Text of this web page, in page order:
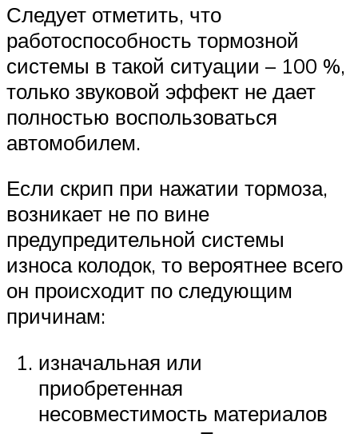
Следует отметить, что
работоспособность тормозной
системы в такой ситуации – 100 %,
только звуковой эффект не дает
полностью воспользоваться
автомобилем.
Если скрип при нажатии тормоза,
возникает не по вине
предупредительной системы
износа колодок, то вероятнее всего
он происходит по следующим
причинам:
изначальная или
приобретенная
несовместимость материалов